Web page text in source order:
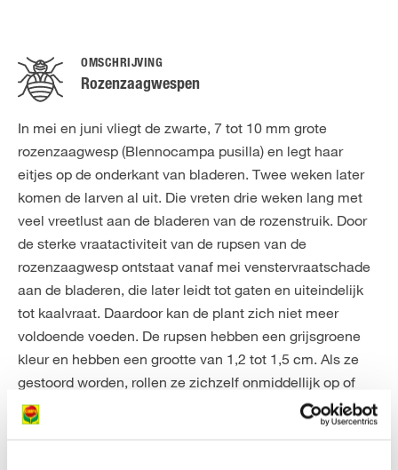
OMSCHRIJVING
Rozenzaagwespen
In mei en juni vliegt de zwarte, 7 tot 10 mm grote
rozenzaagwesp (Blennocampa pusilla) en legt haar
eitjes op de onderkant van bladeren. Twee weken later
komen de larven al uit. Die vreten drie weken lang met
veel vreetlust aan de bladeren van de rozenstruik. Door
de sterke vraatactiviteit van de rupsen van de
rozenzaagwesp ontstaat vanaf mei venstervraatschade
aan de bladeren, die later leidt tot gaten en uiteindelijk
tot kaalvraat. Daardoor kan de plant zich niet meer
voldoende voeden. De rupsen hebben een grijsgroene
kleur en hebben een grootte van 1,2 tot 1,5 cm. Als ze
gestoord worden, rollen ze zichzelf onmiddellijk op of
vallen op de grond. Door het regelmatig snoeien van
rozen ontstaan veel stompjes van takken, waarin de